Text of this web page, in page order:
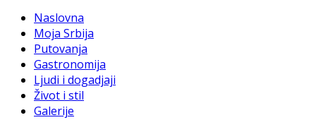
Naslovna
Moja Srbija
Putovanja
Gastronomija
Ljudi i dogadjaji
Život i stil
Galerije